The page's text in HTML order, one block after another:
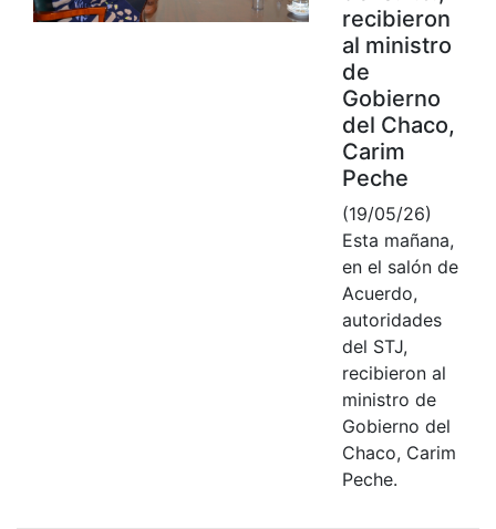
recibieron
al ministro
de
Gobierno
del Chaco,
Carim
Peche
(19/05/26)
Esta mañana,
en el salón de
Acuerdo,
autoridades
del STJ,
recibieron al
ministro de
Gobierno del
Chaco, Carim
Peche.